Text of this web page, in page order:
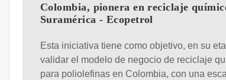
Colombia, pionera en reciclaje
Suramérica - Ecopetrol
Esta iniciativa tiene como objetivo, en su
validar el modelo de negocio de reciclaje
para poliolefinas en Colombia, con una